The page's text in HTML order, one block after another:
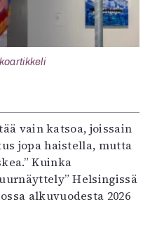
vain katsoa, joissain
jopa haistella, mutta
Kuinka
Helsingissä
alkuvuodesta 2026